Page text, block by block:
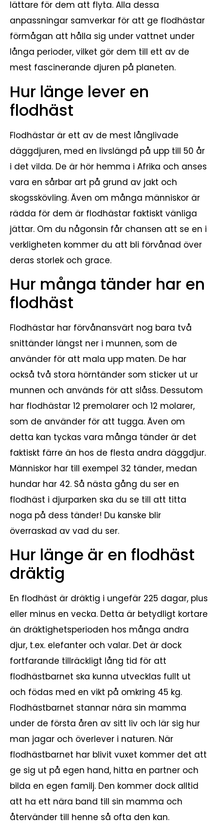
lättare för dem att flyta. Alla dessa
anpassningar samverkar för att ge flodhästar
förmågan att hålla sig under vattnet under
långa perioder, vilket gör dem till ett av de
mest fascinerande djuren på planeten.
Hur länge lever en
flodhäst
Flodhästar är ett av de mest långlivade
däggdjuren, med en livslängd på upp till 50 år
i det vilda. De är hör hemma i Afrika och anses
vara en sårbar art på grund av jakt och
skogsskövling. Även om många människor är
rädda för dem är flodhästar faktiskt vänliga
jättar. Om du någonsin får chansen att se en i
verkligheten kommer du att bli förvånad över
deras storlek och grace.
Hur många tänder har en
flodhäst
Flodhästar har förvånansvärt nog bara två
snittänder längst ner i munnen, som de
använder för att mala upp maten. De har
också två stora hörntänder som sticker ut ur
munnen och används för att slåss. Dessutom
har flodhästar 12 premolarer och 12 molarer,
som de använder för att tugga. Även om
detta kan tyckas vara många tänder är det
faktiskt färre än hos de flesta andra däggdjur.
Människor har till exempel 32 tänder, medan
hundar har 42. Så nästa gång du ser en
flodhäst i djurparken ska du se till att titta
noga på dess tänder! Du kanske blir
överraskad av vad du ser.
Hur länge är en flodhäst
dräktig
En flodhäst är dräktig i ungefär 225 dagar, plus
eller minus en vecka. Detta är betydligt kortare
än dräktighetsperioden hos många andra
djur, t.ex. elefanter och valar. Det är dock
fortfarande tillräckligt lång tid för att
flodhästbarnet ska kunna utvecklas fullt ut
och födas med en vikt på omkring 45 kg.
Flodhästbarnet stannar nära sin mamma
under de första åren av sitt liv och lär sig hur
man jagar och överlever i naturen. När
flodhästbarnet har blivit vuxet kommer det att
ge sig ut på egen hand, hitta en partner och
bilda en egen familj. Den kommer dock alltid
att ha ett nära band till sin mamma och
återvänder till henne så ofta den kan.